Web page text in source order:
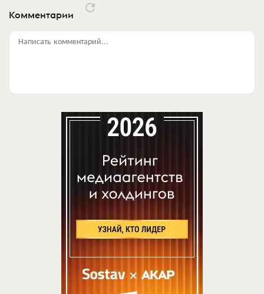
Комментарии
Написать комментарий...